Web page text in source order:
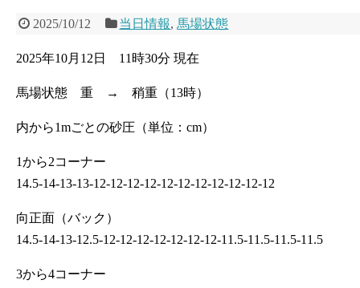
2025/10/12 当日情報, 馬場状態
2025年10月12日 11時30分 現在
馬場状態 重 → 稍重（13時）
内から1mごとの砂圧（単位：cm）
1から2コーナー
14.5-14-13-13-12-12-12-12-12-12-12-12-12-12-12
向正面（バック）
14.5-14-13-12.5-12-12-12-12-12-12-12-11.5-11.5-11.5-11.5
3から4コーナー